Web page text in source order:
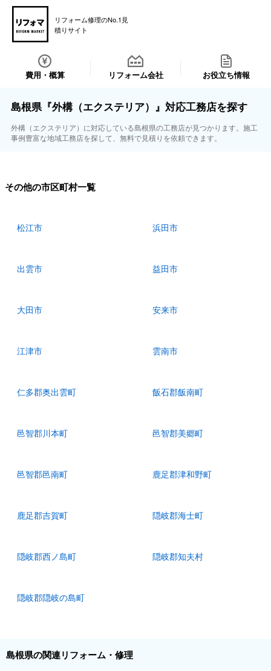
リフォーム修理のNo.1見
積りサイト
費用・概算 リフォーム会社 お役立ち情報
島根県『外構（エクステリア）』対応工務店を探す
外構（エクステリア）に対応している島根県の工務店が見つかります。施工
事例豊富な地域工務店を探して、無料で見積りを依頼できます。
その他の市区町村一覧
松江市 浜田市
出雲市 益田市
大田市 安来市
江津市 雲南市
仁多郡奥出雲町 飯石郡飯南町
邑智郡川本町 邑智郡美郷町
邑智郡邑南町 鹿足郡津和野町
鹿足郡吉賀町 隠岐郡海士町
隠岐郡西ノ島町 隠岐郡知夫村
隠岐郡隠岐の島町
島根県の関連リフォーム・修理